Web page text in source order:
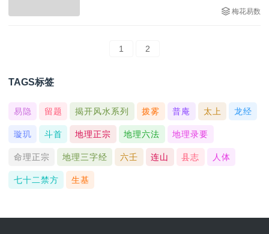
梅花易数
1 2
TAGS标签
易隐 留题 揭开风水系列 拨雾 普庵 太上 龙经
璇玑 斗首 地理正宗 地理六法 地理录要
命理正宗 地理三字经 六壬 连山 县志 人体
七十二禁方 生基